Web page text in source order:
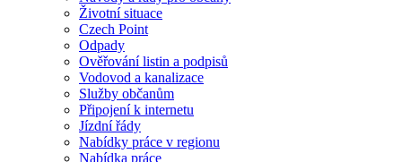
Životní situace
Czech Point
Odpady
Ověřování listin a podpisů
Vodovod a kanalizace
Služby občanům
Připojení k internetu
Jízdní řády
Nabídky práce v regionu
Nabídka práce